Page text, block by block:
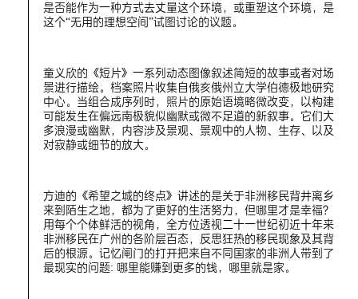
是否能作为一种方式去丈量这个环境，或重塑这个环境，是
这个“无用的理想空间”试图讨论的议题。
童义欣的《短片》一系列动态图像叙述简短的故事或者对场
景进行描绘。档案照片收集自俄亥俄州立大学伯德极地研究
中心。当组合成序列时，照片的原始语境略微改变，以构建
可能发生在偏远南极貌似幽默或微不足道的新叙事。它们大
多浪漫或幽默，内容涉及景观、景观中的人物、生存、以及
对寂静或细节的放大。
方迪的《希望之城的终点》讲述的是关于非洲移民背井离乡
来到陌生之地，都为了更好的生活努力，但哪里才是幸福？
用每个个体鲜活的视角，全方位透视二十一世纪初近十年来
非洲移民在广州的各阶层百态，反思狂热的移民现象及其背
后的根源。记忆闸门的打开把来自不同国家的非洲人带到了
最现实的问题: 哪里能赚到更多的钱，哪里就是家。